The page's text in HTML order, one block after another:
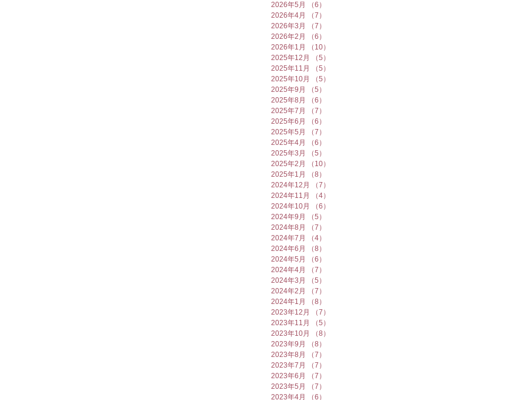
2026年5月
（6）
2026年4月
（7）
2026年3月
（7）
2026年2月
（6）
2026年1月
（10）
2025年12月
（5）
2025年11月
（5）
2025年10月
（5）
2025年9月
（5）
2025年8月
（6）
2025年7月
（7）
2025年6月
（6）
2025年5月
（7）
2025年4月
（6）
2025年3月
（5）
2025年2月
（10）
2025年1月
（8）
2024年12月
（7）
2024年11月
（4）
2024年10月
（6）
2024年9月
（5）
2024年8月
（7）
2024年7月
（4）
2024年6月
（8）
2024年5月
（6）
2024年4月
（7）
2024年3月
（5）
2024年2月
（7）
2024年1月
（8）
2023年12月
（7）
2023年11月
（5）
2023年10月
（8）
2023年9月
（8）
2023年8月
（7）
2023年7月
（7）
2023年6月
（7）
2023年5月
（7）
2023年4月
（6）